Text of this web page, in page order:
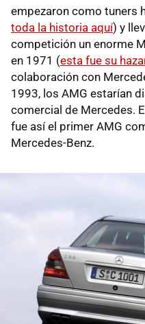
empezaron como tuners
toda la historia aquí) y
competición un enorme
en 1971 (esta fue su
colaboración con
1993, los AMG estarían
comercial de Mercedes.
fue así el primer AMG
Mercedes-Benz.